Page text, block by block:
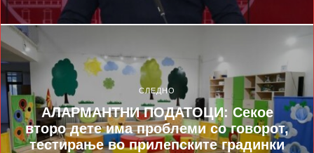
СЛЕДНО
АЛАРМАНТНИ ПОДАТОЦИ: Секое
второ дете има проблеми со говорот,
тестирање во прилепските градинки